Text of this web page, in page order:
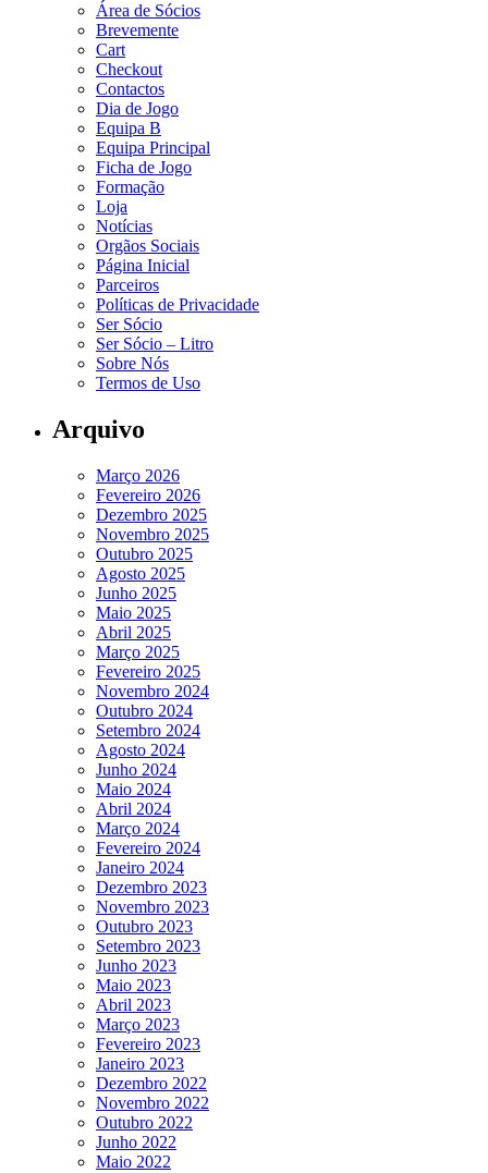
Área de Sócios
Brevemente
Cart
Checkout
Contactos
Dia de Jogo
Equipa B
Equipa Principal
Ficha de Jogo
Formação
Loja
Notícias
Orgãos Sociais
Página Inicial
Parceiros
Políticas de Privacidade
Ser Sócio
Ser Sócio – Litro
Sobre Nós
Termos de Uso
Arquivo
Março 2026
Fevereiro 2026
Dezembro 2025
Novembro 2025
Outubro 2025
Agosto 2025
Junho 2025
Maio 2025
Abril 2025
Março 2025
Fevereiro 2025
Novembro 2024
Outubro 2024
Setembro 2024
Agosto 2024
Junho 2024
Maio 2024
Abril 2024
Março 2024
Fevereiro 2024
Janeiro 2024
Dezembro 2023
Novembro 2023
Outubro 2023
Setembro 2023
Junho 2023
Maio 2023
Abril 2023
Março 2023
Fevereiro 2023
Janeiro 2023
Dezembro 2022
Novembro 2022
Outubro 2022
Junho 2022
Maio 2022